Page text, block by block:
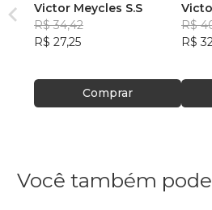
Victor Meycles S.S
R$ 34,42
R$ 27,25
Comprar
R$
R$
Você também